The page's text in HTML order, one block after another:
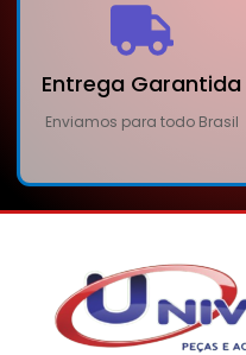
Entrega Garantida
Enviamos para todo Brasil